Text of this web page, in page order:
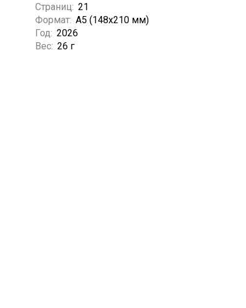
Страниц: 21
Формат: А5 (148x210 мм)
Год: 2026
Вес: 26 г